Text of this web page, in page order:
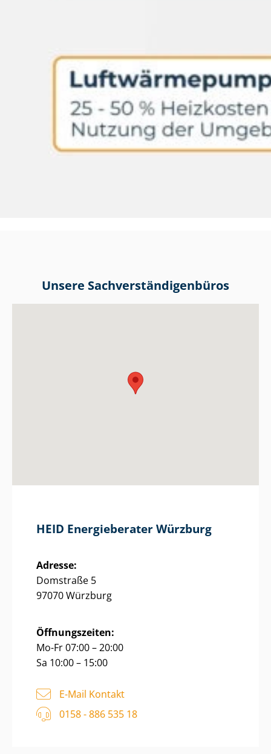
Unsere Sach­ver­stän­di­gen­bü­ros
HEID Energieberater Würzburg
Adresse:
Domstraße 5
97070 Würzburg
Öffnungszeiten:
Mo-Fr 07:00 – 20:00
Sa 10:00 – 15:00
E-Mail Kontakt
0158 - 886 535 18